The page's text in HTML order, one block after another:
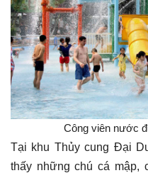
Công viên nước
Tại khu Thủy cung Đại
thấy những chú cá